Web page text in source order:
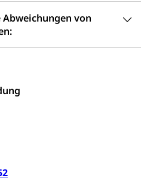
von
Auto, Motorrad,
Unterhalt LU, OW, NW,
Infrastruktur vif